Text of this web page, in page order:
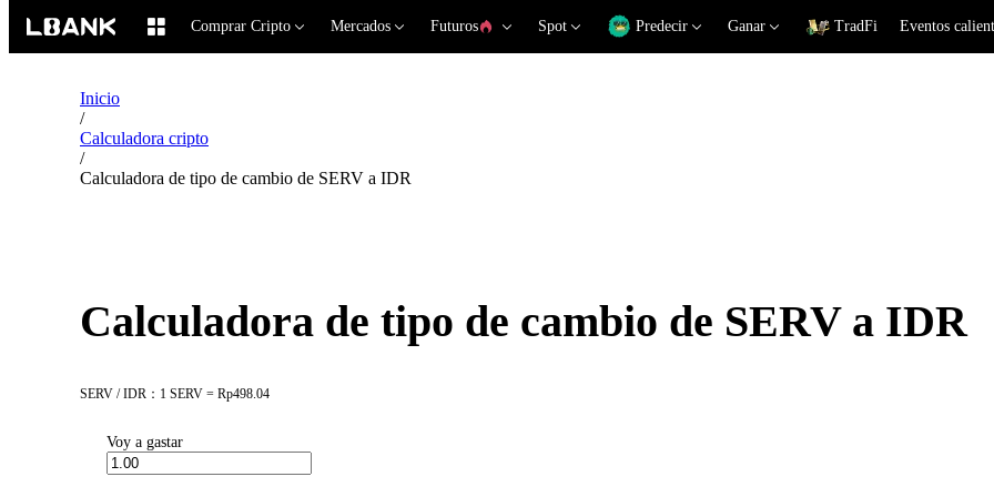
Comprar Cripto Mercados Futuros Spot Predecir Ganar TradFi Eventos
Inicio
/
Calculadora cripto
/
Calculadora de tipo de cambio de SERV a IDR
Calculadora de tipo de cambio de SERV a IDR
SERV / IDR：1 SERV = Rp498.04
Voy a gastar